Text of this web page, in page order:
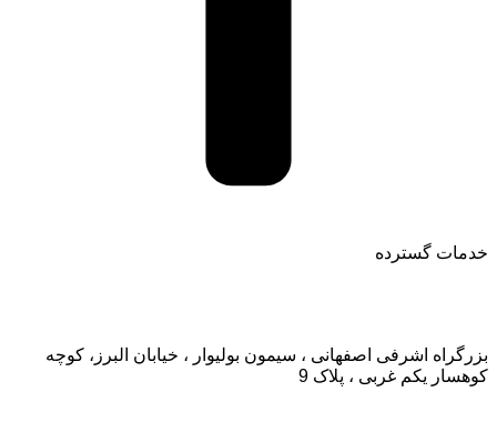
خدمات گسترده
بزرگراه اشرفی اصفهانی ، سیمون بولیوار ، خیابان البرز، کوچه
کوهسار یکم غربی ، پلاک 9